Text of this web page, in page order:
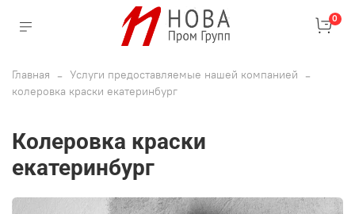
0
Главная
Услуги предоставляемые нашей компанией
колеровка краски екатеринбург
колеровка краски
екатеринбург